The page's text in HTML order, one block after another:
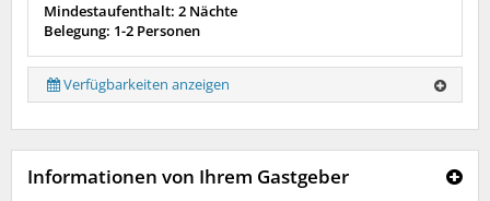
Mindestaufenthalt: 2 Nächte
Belegung: 1-2 Personen
Verfügbarkeiten anzeigen
Informationen von Ihrem Gastgeber